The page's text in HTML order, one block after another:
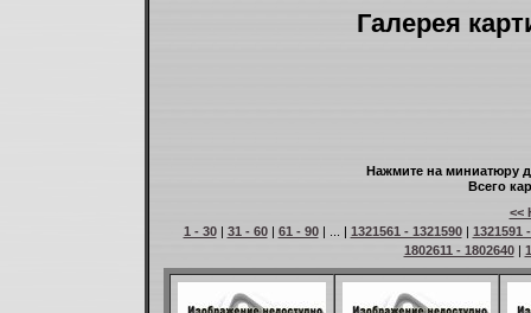
Галерея
Нажмите на миниатюру
Всего
<<
1 - 30| 31 - 60| 61 - 90| ... | 1321561 - 1321590| 1321591
1802611 - 1802640|